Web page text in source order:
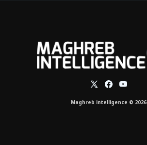
Maghreb intelligence © 2026